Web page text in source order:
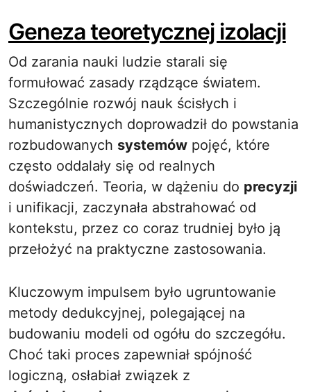
Geneza teoretycznej izolacji
Od zarania nauki ludzie starali się
formułować zasady rządzące światem.
Szczególnie rozwój nauk ścisłych i
humanistycznych doprowadził do powstania
rozbudowanych systemów pojęć, które
często oddalały się od realnych
doświadczeń. Teoria, w dążeniu do precyzji
i unifikacji, zaczynała abstrahować od
kontekstu, przez co coraz trudniej było ją
przełożyć na praktyczne zastosowania.
Kluczowym impulsem było ugruntowanie
metody dedukcyjnej, polegającej na
budowaniu modeli od ogółu do szczegółu.
Choć taki proces zapewniał spójność
logiczną, osłabiał związek z